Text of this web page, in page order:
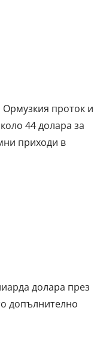
проток и
44 долара за
приходи в
долара през
допълнително